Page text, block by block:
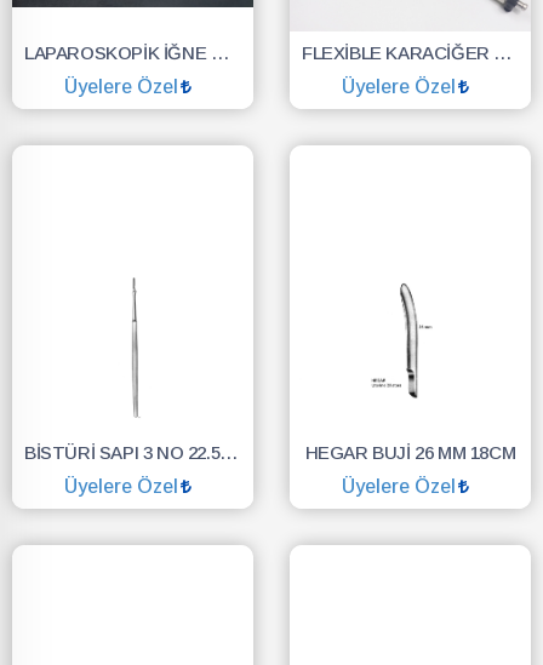
LAPAROSKOPİK İĞNE TUTUCU (NEEDLE HOLDER)
Üyelere Özel
SEPETE EKLE
FLEXİBLE KARACİĞER EKARTÖRÜ
Üyelere Özel
SEPETE EKLE
BİSTÜRİ SAPI 3 NO 22.5 CM
Üyelere Özel
SEPETE EKLE
HEGAR BUJİ 26 MM 18CM
Üyelere Özel
SEPETE EKLE